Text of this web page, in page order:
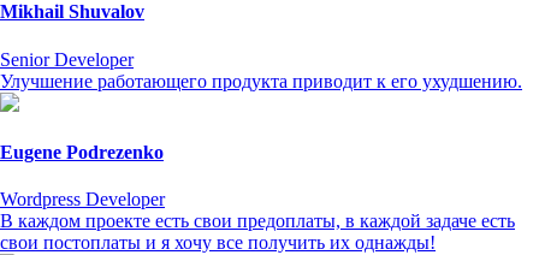
Mikhail Shuvalov
Senior Developer
Улучшение работающего продукта приводит к его ухудшению.
Eugene Podrezenko
Wordpress Developer
В каждом проекте есть свои предоплаты, в каждой задаче есть
свои постоплаты и я хочу все получить их однажды!